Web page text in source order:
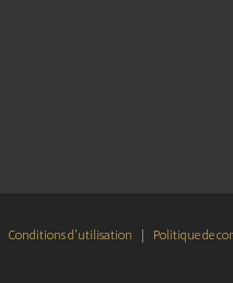
Conditions d’utilisation | Politique de